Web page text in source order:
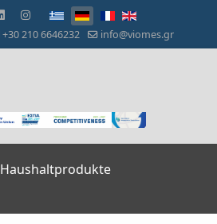
Sprache auswählen
+30 210 6646232 info@viomes.gr
Haushaltprodukte